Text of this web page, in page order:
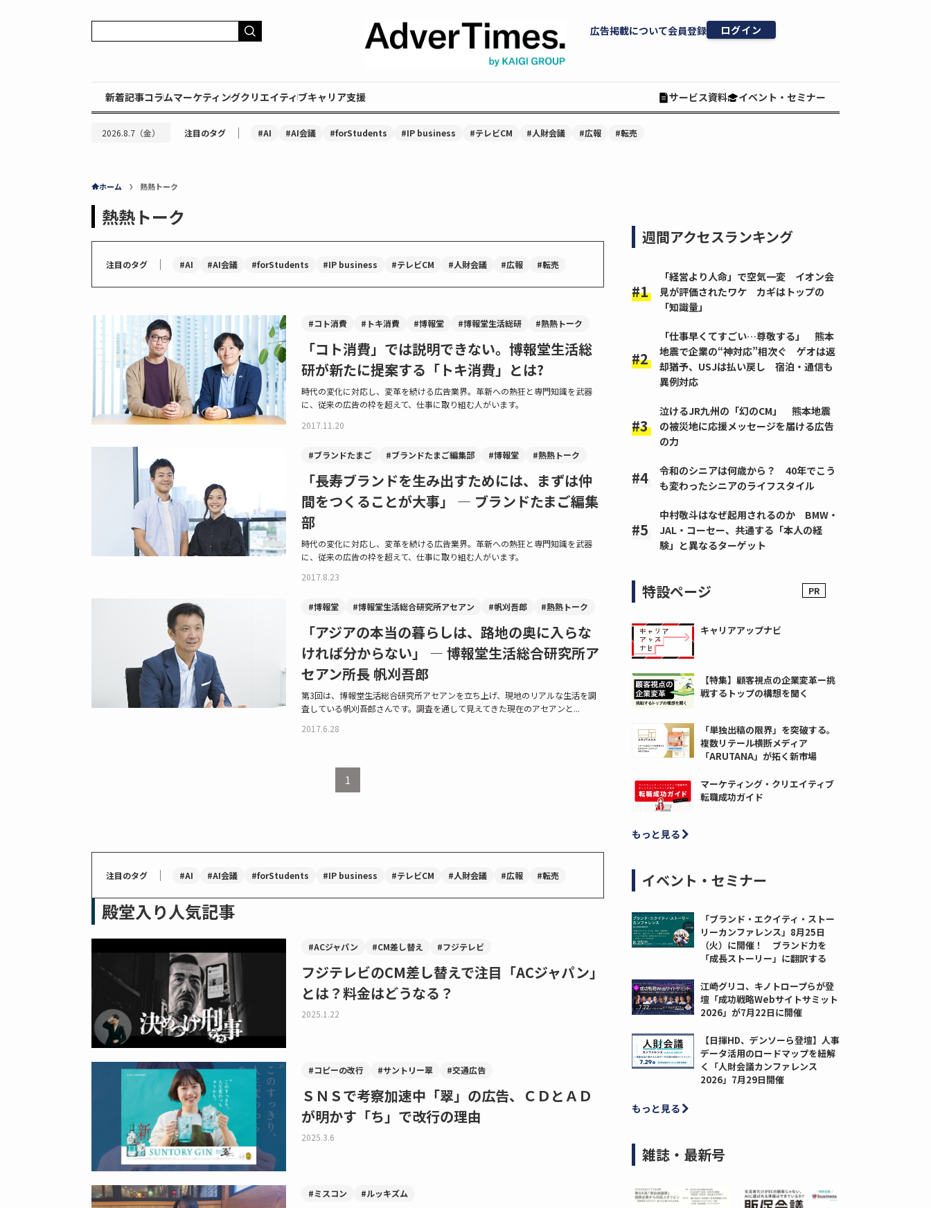
広告掲載について会員登録 ログイン
新着記事コラムマーケティングクリエイティブキャリア支援 サービス資料 イベント・セミナー
2026.8.7（金） 注目のタグ ｜ #AI #AI会議 #forStudents #IP business #テレビCM #人財会議 #広報 #転売
ホーム 熱熱トーク
熱熱トーク
注目のタグ ｜ #AI #AI会議 #forStudents #IP business #テレビCM #人財会議 #広報 #転売
#コト消費 #トキ消費 #博報堂 #博報堂生活総研 #熱熱トーク
「コト消費」では説明できない。博報堂生活総
研が新たに提案する「トキ消費」とは?
時代の変化に対応し、変革を続ける広告業界。革新への熱狂と専門知識を武器
に、従来の広告の枠を超えて、仕事に取り組む人がいます。
2017.11.20
#ブランドたまご #ブランドたまご編集部 #博報堂 #熱熱トーク
「長寿ブランドを生み出すためには、まずは仲
間をつくることが大事」 — ブランドたまご編集
部
時代の変化に対応し、変革を続ける広告業界。革新への熱狂と専門知識を武器
に、従来の広告の枠を超えて、仕事に取り組む人がいます。
2017.8.23
#博報堂 #博報堂生活総合研究所アセアン #帆刈吾郎 #熱熱トーク
「アジアの本当の暮らしは、路地の奥に入らな
ければ分からない」 — 博報堂生活総合研究所ア
セアン所長 帆刈吾郎
第3回は、博報堂生活総合研究所アセアンを立ち上げ、現地のリアルな生活を調
査している帆刈吾郎さんです。調査を通して見えてきた現在のアセアンと...
2017.6.28
1
注目のタグ ｜ #AI #AI会議 #forStudents #IP business #テレビCM #人財会議 #広報 #転売
殿堂入り人気記事
#ACジャパン #CM差し替え #フジテレビ
フジテレビのCM差し替えで注目「ACジャパン」
とは？料金はどうなる？
2025.1.22
#コピーの改行 #サントリー翠 #交通広告
ＳＮＳで考察加速中「翠」の広告、ＣＤとＡＤ
が明かす「ち」で改行の理由
2025.3.6
#ミスコン #ルッキズム
週間アクセスランキング
「経営より人命」で空気一変 イオン会
見が評価されたワケ カギはトップの
「知識量」
「仕事早くてすごい…尊敬する」 熊本
地震で企業の“神対応”相次ぐ ゲオは返
却猶予、USJは払い戻し 宿泊・通信も
異例対応
泣けるJR九州の「幻のCM」 熊本地震
の被災地に応援メッセージを届ける広告
の力
令和のシニアは何歳から？ 40年でこう
も変わったシニアのライフスタイル
中村敬斗はなぜ起用されるのか BMW・
JAL・コーセー、共通する「本人の経
験」と異なるターゲット
特設ページ
キャリアアップナビ
【特集】顧客視点の企業変革ー挑
戦するトップの構想を聞く
「単独出稿の限界」を突破する。
複数リテール横断メディア
「ARUTANA」が拓く新市場
マーケティング・クリエイティブ
転職成功ガイド
もっと見る
イベント・セミナー
「ブランド・エクイティ・ストー
リーカンファレンス」8月25日
（火）に開催！ ブランド力を
「成長ストーリー」に翻訳する
江崎グリコ、キノトロープらが登
壇「成功戦略Webサイトサミット
2026」が7月22日に開催
【日揮HD、デンソーら登壇】人事
データ活用のロードマップを紐解
く「人財会議カンファレンス
2026」7月29日開催
もっと見る
雑誌・最新号